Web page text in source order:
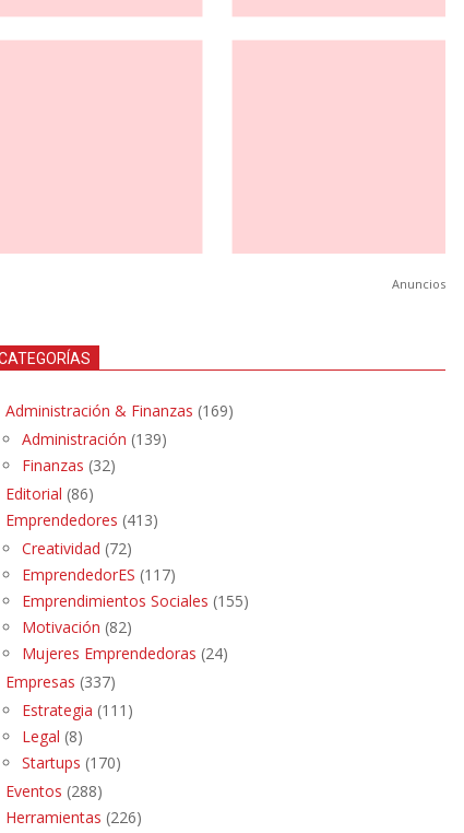
Anuncios
Administración & Finanzas (169)
Administración (139)
Finanzas (32)
Editorial (86)
Emprendedores (413)
Creatividad (72)
EmprendedorES (117)
Emprendimientos Sociales (155)
Motivación (82)
Mujeres Emprendedoras (24)
Empresas (337)
Estrategia (111)
Legal (8)
Startups (170)
Eventos (288)
Herramientas (226)